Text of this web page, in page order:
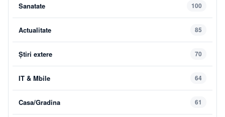
Sanatate 100
Actualitate 85
Știri extere 70
IT & Mbile 64
Casa/Gradina 61